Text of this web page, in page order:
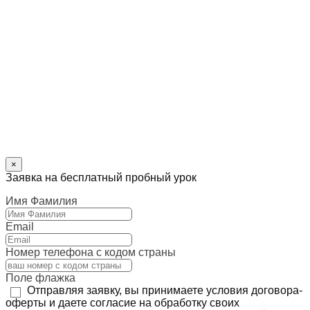
×
Заявка на бесплатный пробный урок
Имя Фамилия
Email
Номер телефона с кодом страны
Поле флажка
Отправляя заявку, вы принимаете условия договора-
оферты и даете согласие на обработку своих